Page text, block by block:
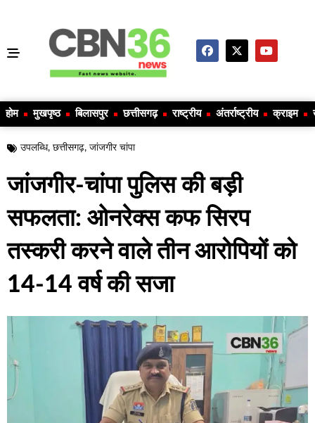
होम मुखपृष्ठ बिलासपुर छत्तीसगढ़ राष्ट्रीय अंतर्राष्ट्रीय क्राइम
उपलब्धि, छत्तीसगढ़, जांजगीर चांपा
जांजगीर-चांपा पुलिस की बड़ी
सफलता: ओनरेक्स कफ सिरप
तस्करी करने वाले तीन आरोपियों को
14-14 वर्ष की सजा